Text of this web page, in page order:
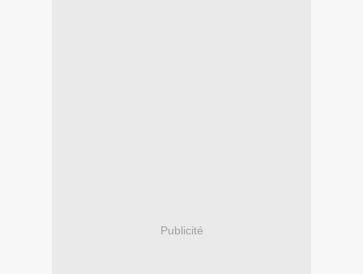
Publicité